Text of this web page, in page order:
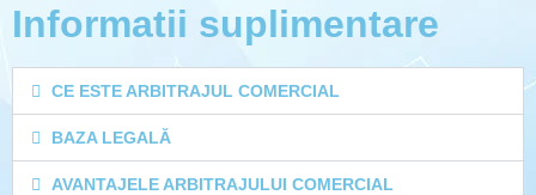
Informatii suplimentare
CE ESTE ARBITRAJUL COMERCIAL
BAZA LEGALĂ
AVANTAJELE ARBITRAJULUI COMERCIAL